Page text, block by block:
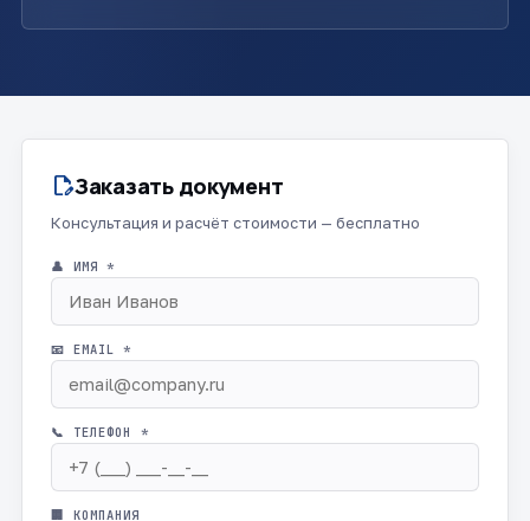
edit_documentЗаказать документ
Консультация и расчёт стоимости — бесплатно
👤 ИМЯ *
📧 EMAIL *
📞 ТЕЛЕФОН *
🏢 КОМПАНИЯ